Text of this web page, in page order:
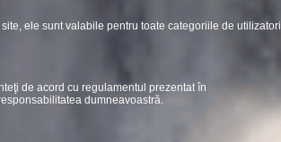
ele sunt valabile pentru toate categoriile de utilizatori
de acord cu regulamentul prezentat în
dumneavoastră.